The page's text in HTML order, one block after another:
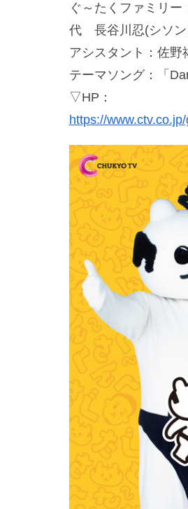
ぐ～たくファミリ
代 長谷川忍(シソ
アシスタント：佐野
テーマソング：「
▽HP：
https://www.ctv.co.jp/